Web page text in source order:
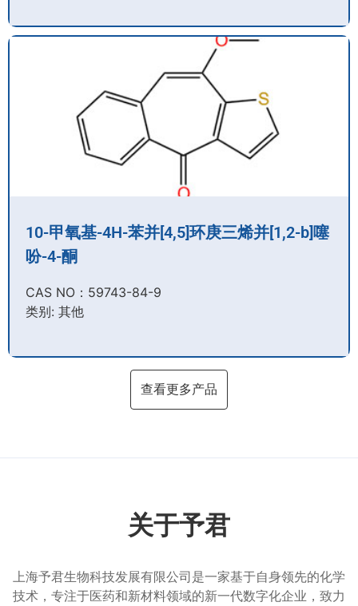
10-甲氧基-4H-苯并[4,5]环庚三烯并[1,2-b]噻
吩-4-酮
CAS NO：59743-84-9​
类别: 其他
查看更多产品
关于予君
上海予君生物科技发展有限公司是一家基于自身领先的化学
技术，专注于医药和新材料领域的新一代数字化企业，致力